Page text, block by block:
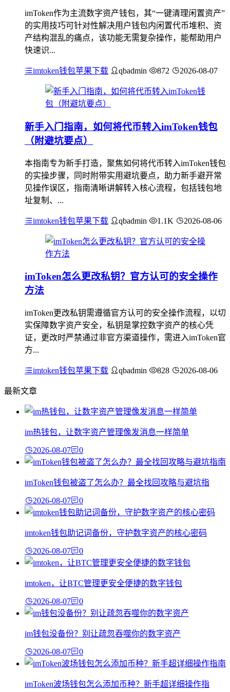
imToken作为主流数字资产钱包，其“一键清理闲置资产”
的实用技巧可针对性解决用户钱包内闲置代币堆积、资
产结构混乱的痛点，该功能无需复杂操作，能帮助用户
快速识...
imtoken钱包苹果下载 qbadmin 872 2026-08-07
新手入门指南，如何将代币转入imToken钱包
（附避坑要点）
本指南专为新手打造，聚焦如何将代币转入imToken钱包
的实操步骤，同时附带实用避坑要点，助力新手避开常
见操作误区，指南清晰讲解转入核心流程，包括钱包地
址复制、...
imtoken钱包苹果下载 qbadmin 1.1K 2026-08-06
imToken怎么更改私钥？官方认可的安全操作
方法
imToken更改私钥需遵循官方认可的安全操作流程，以切
实保障数字资产安全，私钥是掌控数字资产的核心凭
证，更改时严禁通过非官方渠道操作，需进入imToken官
方...
imtoken钱包苹果下载 qbadmin 828 2026-08-06
最新文章
im热钱包，让数字资产管理像发消息一样简单
2026-08-07 0
imToken钱包被盗了怎么办？最全找回攻略与避坑指
2026-08-07 0
imtoken钱包助记词备份，守护数字资产的核心密码
2026-08-07 0
imtoken，让BTC管理更安全便捷的数字钱包
2026-08-07 0
im钱包没备份？别让疏忽吞噬你的数字资产
2026-08-07 0
imToken波场钱包怎么添加币种？新手超详细操作指